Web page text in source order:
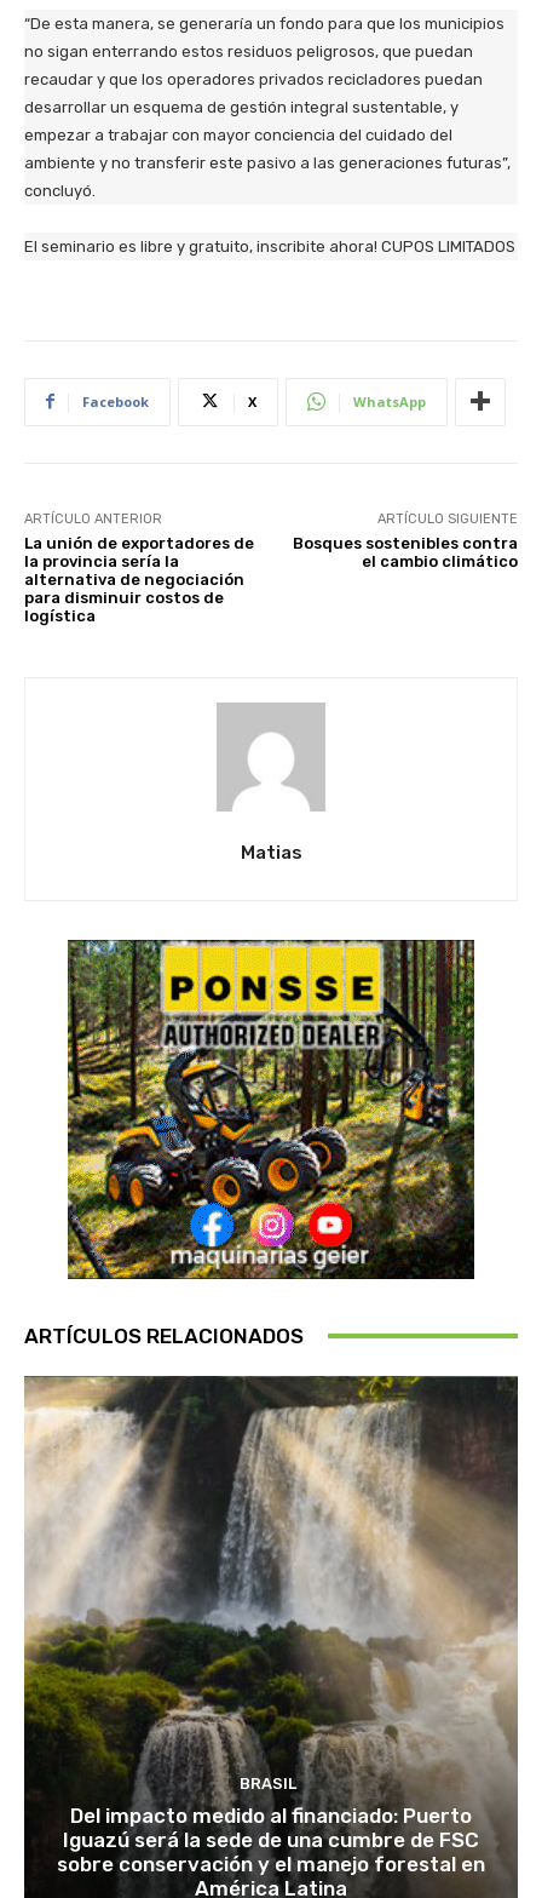
“De esta manera, se generaría un fondo para que los municipios
no sigan enterrando estos residuos peligrosos, que puedan
recaudar y que los operadores privados recicladores puedan
desarrollar un esquema de gestión integral sustentable, y
empezar a trabajar con mayor conciencia del cuidado del
ambiente y no transferir este pasivo a las generaciones futuras”,
concluyó.
El seminario es libre y gratuito, inscribite ahora! CUPOS LIMITADOS
Facebook X WhatsApp
ARTÍCULO ANTERIOR
La unión de exportadores de
la provincia sería la
alternativa de negociación
para disminuir costos de
logística
ARTÍCULO SIGUIENTE
Bosques sostenibles contra
el cambio climático
Matias
ARTÍCULOS RELACIONADOS
BRASIL
Del impacto medido al financiado: Puerto
Iguazú será la sede de una cumbre de FSC
sobre conservación y el manejo forestal en
América Latina